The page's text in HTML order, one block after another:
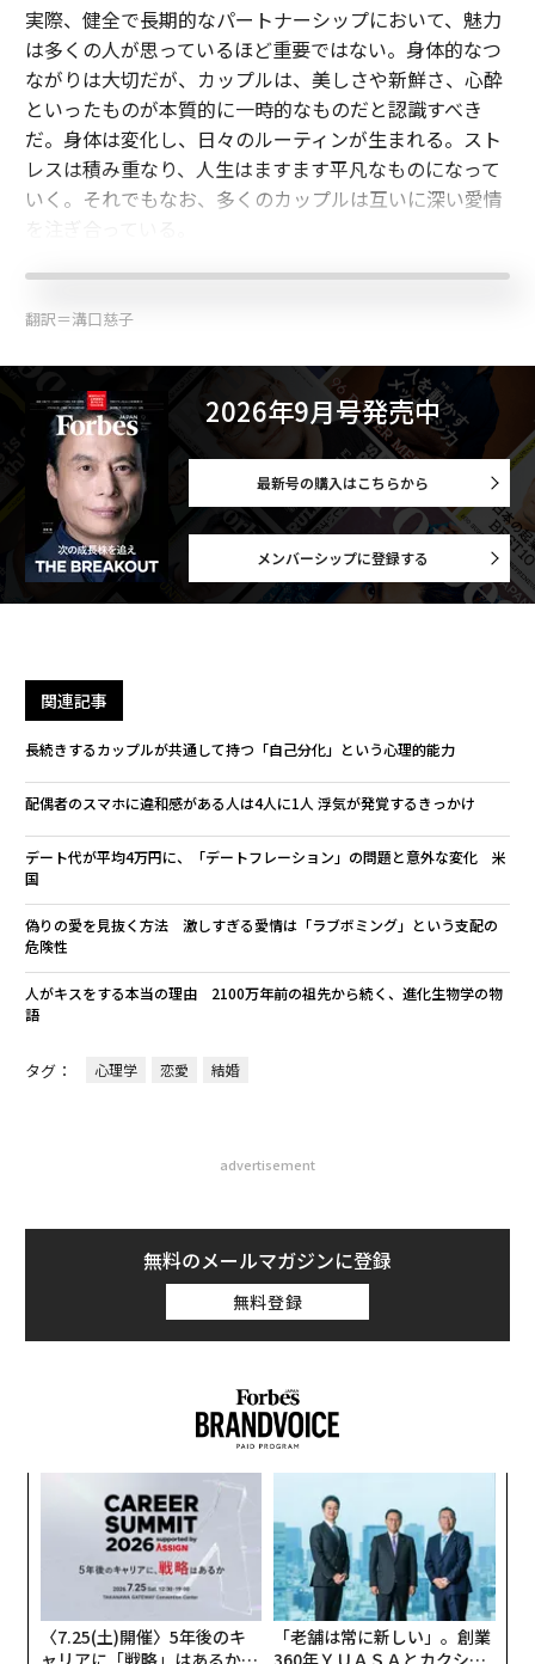
実際、健全で長期的なパートナーシップにおいて、魅力
は多くの人が思っているほど重要ではない。身体的なつ
ながりは大切だが、カップルは、美しさや新鮮さ、心酔
といったものが本質的に一時的なものだと認識すべき
だ。身体は変化し、日々のルーティンが生まれる。スト
レスは積み重なり、人生はますます平凡なものになって
いく。それでもなお、多くのカップルは互いに深い愛情
翻訳＝溝口慈子
2026年9月号発売中
最新号の購入はこちらから
メンバーシップに登録する
関連記事
長続きするカップルが共通して持つ「自己分化」という心理的能力
配偶者のスマホに違和感がある人は4人に1人 浮気が発覚するきっかけ
デート代が平均4万円に、「デートフレーション」の問題と意外な変化 米
国
偽りの愛を見抜く方法 激しすぎる愛情は「ラブボミング」という支配の
危険性
人がキスをする本当の理由 2100万年前の祖先から続く、進化生物学の物
語
タグ： 心理学 恋愛 結婚
advertisement
無料のメールマガジンに登録
無料登録
〈7.25(土)開催〉5年後のキ
ャリアに「戦略」はあるか。
「老舗は常に新しい」。創業
360年ＹＵＡＳＡとカクシン